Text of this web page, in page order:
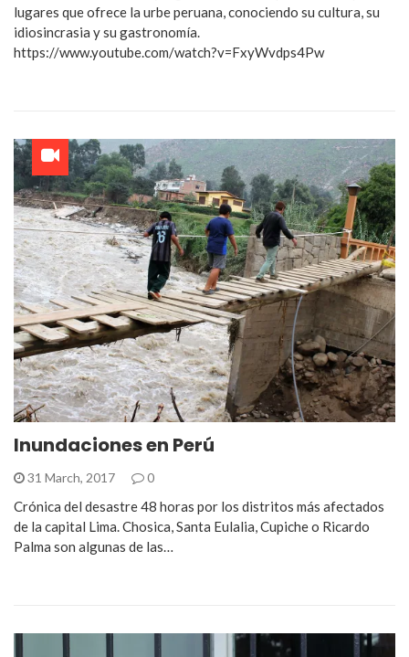
lugares que ofrece la urbe peruana, conociendo su cultura, su
idiosincrasia y su gastronomía.
https://www.youtube.com/watch?v=FxyWvdps4Pw
Inundaciones en Perú
31 March, 2017 0
Crónica del desastre 48 horas por los distritos más afectados
de la capital Lima. Chosica, Santa Eulalia, Cupiche o Ricardo
Palma son algunas de las…